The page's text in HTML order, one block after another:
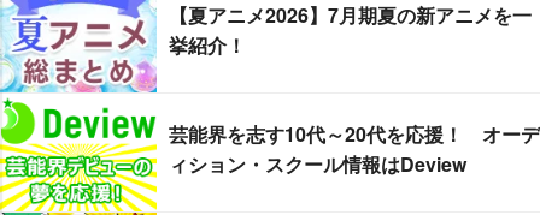
【夏アニメ2026】7月期夏の新アニメを一
挙紹介！
芸能界を志す10代～20代を応援！ オーデ
ィション・スクール情報はDeview